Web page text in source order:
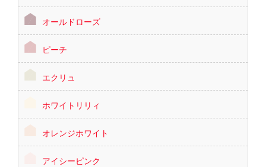
オールドローズ
ピーチ
エクリュ
ホワイトリリィ
オレンジホワイト
アイシーピンク